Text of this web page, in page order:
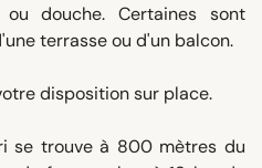
douche. Certaines sont
terrasse ou d'un balcon.
disposition sur place.
se trouve à 800 mètres du